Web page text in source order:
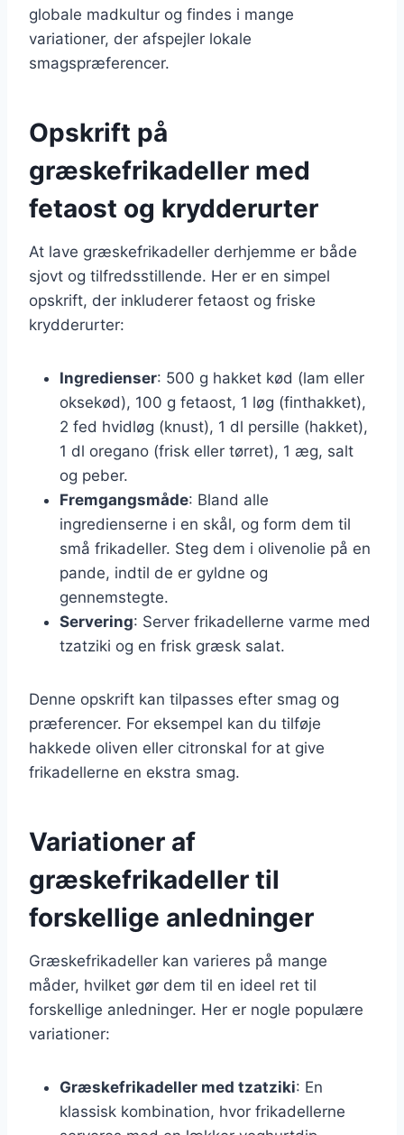
globale madkultur og findes i mange
variationer, der afspejler lokale
smagspræferencer.
Opskrift på
græskefrikadeller med
fetaost og krydderurter
At lave græskefrikadeller derhjemme er både
sjovt og tilfredsstillende. Her er en simpel
opskrift, der inkluderer fetaost og friske
krydderurter:
Ingredienser: 500 g hakket kød (lam eller
oksekød), 100 g fetaost, 1 løg (finthakket),
2 fed hvidløg (knust), 1 dl persille (hakket),
1 dl oregano (frisk eller tørret), 1 æg, salt
og peber.
Fremgangsmåde: Bland alle
ingredienserne i en skål, og form dem til
små frikadeller. Steg dem i olivenolie på en
pande, indtil de er gyldne og
gennemstegte.
Servering: Server frikadellerne varme med
tzatziki og en frisk græsk salat.
Denne opskrift kan tilpasses efter smag og
præferencer. For eksempel kan du tilføje
hakkede oliven eller citronskal for at give
frikadellerne en ekstra smag.
Variationer af
græskefrikadeller til
forskellige anledninger
Græskefrikadeller kan varieres på mange
måder, hvilket gør dem til en ideel ret til
forskellige anledninger. Her er nogle populære
variationer:
Græskefrikadeller med tzatziki: En
klassisk kombination, hvor frikadellerne